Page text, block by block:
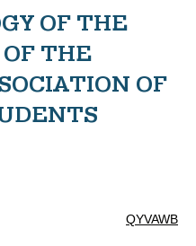
OF THE
THE
OF
QYVAWB